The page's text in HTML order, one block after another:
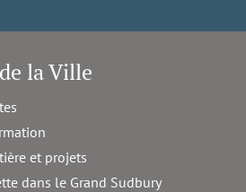
la Ville
et projets
dans le Grand Sudbury